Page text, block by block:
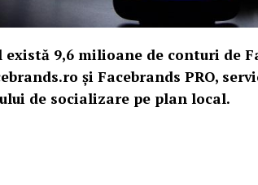
9,6 milioane de conturi de
și Facebrands PRO,
de socializare pe plan local.